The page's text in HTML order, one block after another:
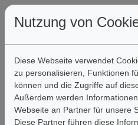
Nutzung von
Diese Webseite verwendet
zu personalisieren, Funktionen
können und die Zugriffe auf
Außerdem werden
Webseite an Partner für unsere
Diese Partner führen diese